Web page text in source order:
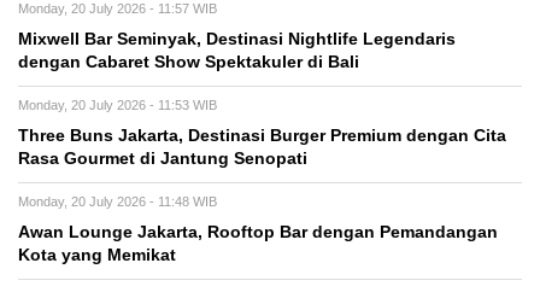
Monday, 20 July 2026 - 11:57 WIB
Mixwell Bar Seminyak, Destinasi Nightlife Legendaris
dengan Cabaret Show Spektakuler di Bali
Monday, 20 July 2026 - 11:53 WIB
Three Buns Jakarta, Destinasi Burger Premium dengan Cita
Rasa Gourmet di Jantung Senopati
Monday, 20 July 2026 - 11:48 WIB
Awan Lounge Jakarta, Rooftop Bar dengan Pemandangan
Kota yang Memikat